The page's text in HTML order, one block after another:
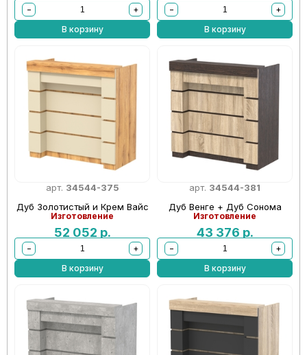
−
+
В корзину
−
+
В корзину
арт. 34544-375
Дуб Золотистый и Крем Вайс
Изготовление
52 052 р.
−
+
В корзину
арт. 34544-381
Дуб Венге + Дуб Сонома
Изготовление
43 376 р.
−
+
В корзину